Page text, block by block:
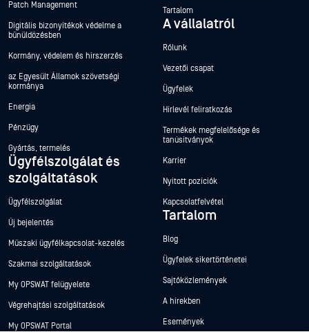
Patch Management
Digitális bizonyítékok védelme a
bűnüldözésben
Kormány, védelem és hírszerzés
az Egyesült Államok szövetségi
kormánya
Energia
Pénzügy
Gyártás, termelés
Ügyfélszolgálat és
szolgáltatások
Ügyfélszolgálat
Új bejelentés
Műszaki ügyfélkapcsolat-kezelés
Szakmai szolgáltatások
My OPSWAT felügyelete
Végrehajtási szolgáltatások
My OPSWAT Portal
Tartalom
A vállalatról
Rólunk
Vezetői csapat
Ügyfelek
Hírlevél feliratkozás
Termékek megfelelősége és
tanúsítványok
Karrier
Nyitott pozíciók
Kapcsolatfelvétel
Tartalom
Blog
Ügyfelek sikertörténetei
Sajtóközlemények
A hírekben
Események